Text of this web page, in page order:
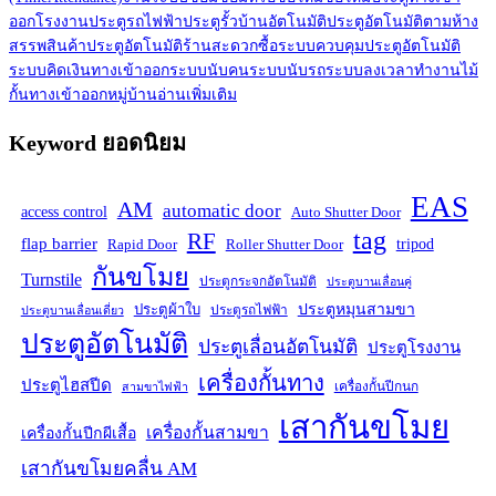
ออกโรงงานประตูรถไฟฟ้าประตูรั้วบ้านอัตโนมัติประตูอัตโนมัติตามห้าง
สรรพสินค้าประตูอัตโนมัติร้านสะดวกซื้อระบบควบคุมประตูอัตโนมัติ
ระบบคิดเงินทางเข้าออกระบบนับคนระบบนับรถระบบลงเวลาทำงานไม้
กั้นทางเข้าออกหมู่บ้านอ่านเพิ่มเติม
Keyword ยอดนิยม
access control AM automatic door Auto Shutter Door EAS
flap barrier Rapid Door RF Roller Shutter Door tag tripod
Turnstile กันขโมย ประตูกระจกอัตโนมัติ ประตูบานเลื่อนคู่
ประตูบานเลื่อนเดี่ยว ประตูผ้าใบ ประตูรถไฟฟ้า ประตูหมุนสามขา
ประตูอัตโนมัติ ประตูเลื่อนอัตโนมัติ ประตูโรงงาน
ประตูไฮสปีด สามขาไฟฟ้า เครื่องกั้นทาง เครื่องกั้นปีกนก
เครื่องกั้นปีกผีเสื้อ เครื่องกั้นสามขา เสากันขโมย
เสากันขโมยคลื่น AM